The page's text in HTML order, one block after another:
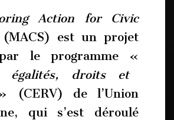
Action for Civic
est un projet
le programme «
égalités, droits et
de l’Union
qui s’est déroulé